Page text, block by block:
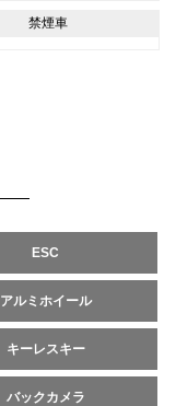
禁煙車
ESC
アルミホイール
キーレスキー
バックカメラ